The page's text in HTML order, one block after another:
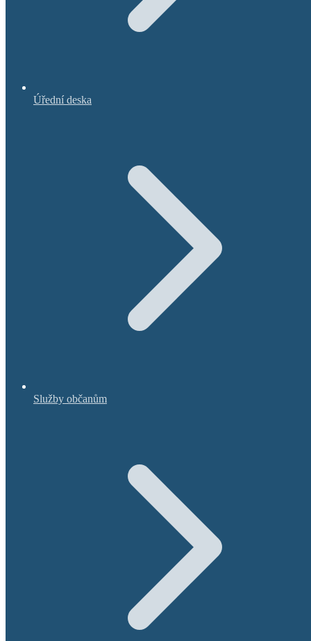
Úřední deska
Služby občanům